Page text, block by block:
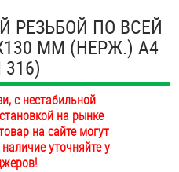
инструмент
РЕЗЬБОЙ ПО ВСЕЙ
ММ (НЕРЖ.) A4
316)
с нестабильной
на рынке
на сайте могут
уточняйте у